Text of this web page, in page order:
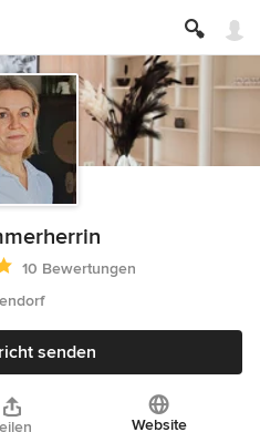
Bewertung: 5 von 5 Sternen
10 Bewertungen
senden
Website